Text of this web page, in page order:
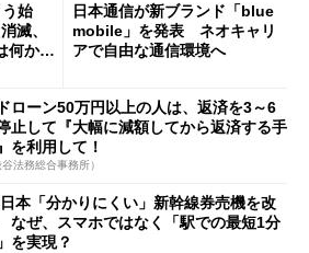
う始
滅、
何か解
日本通信が新ブランド「blue
mobile」を発表 ネオキャリ
アで自由な通信環境へ
ローン50万円以上の人は、返済を3～6
止して『大幅に減額してから返済する手
を利用して！
法務総合事務所）
本「分かりにくい」新幹線券売機を改
ぜ、スマホではなく「駅での最短1分
を実現？